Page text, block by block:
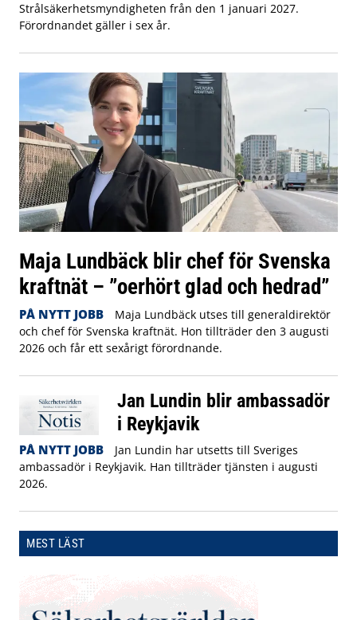
Strålsäkerhetsmyndigheten från den 1 januari 2027.
Förordnandet gäller i sex år.
Maja Lundbäck blir chef för Svenska
kraftnät – ”oerhört glad och hedrad”
PÅ NYTT JOBB
Maja Lundbäck utses till generaldirektör
och chef för Svenska kraftnät. Hon tillträder den 3 augusti
2026 och får ett sexårigt förordnande.
Jan Lundin blir ambassadör
i Reykjavik
PÅ NYTT JOBB
Jan Lundin har utsetts till Sveriges
ambassadör i Reykjavik. Han tillträder tjänsten i augusti
2026.
MEST LÄST